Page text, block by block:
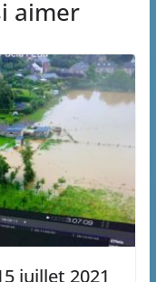
aimer
juillet 2021